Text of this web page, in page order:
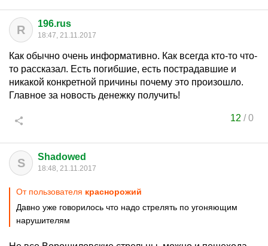
R 196.rus
18:47, 21.11.2017
Как обычно очень информативно. Как всегда кто-то что-
то рассказал. Есть погибшие, есть пострадавшие и
никакой конкретной причины почему это произошло.
Главное за новость денежку получить!
12 /0
S Shadowed
18:48, 21.11.2017
От пользователя краснорожий
Давно уже говорилось что надо стрелять по угоняющим
нарушителям